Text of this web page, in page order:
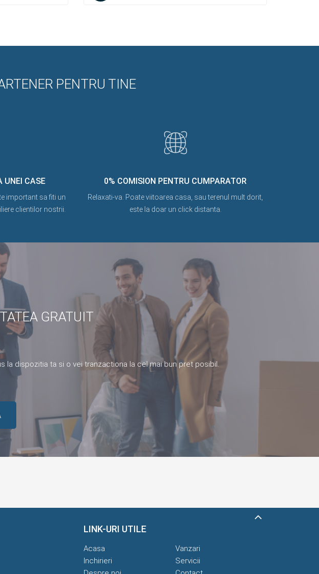
PENTRU TINE
UNEI CASE
important sa fiti un
clientilor nostrii.
0% COMISION PENTRU CUMPARATOR
Relaxati-va. Poate viitoarea casa, sau terenul mult dorit,
este la doar un click distanta.
GRATUIT
la dispozitia ta si o vei tranzactiona la cel mai bun pret posibil.
LINK-URI UTILE
Acasa
Vanzari
Inchirieri
Servicii